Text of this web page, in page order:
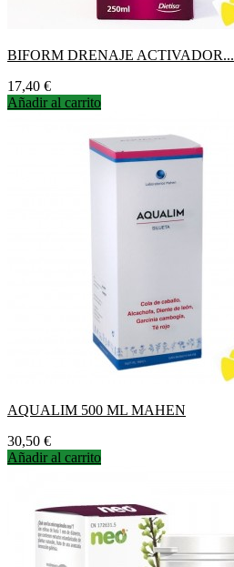
BIFORM DRENAJE ACTIVADOR...
Precio
17,40 €
Añadir al carrito
AQUALIM 500 ML MAHEN
Precio
30,50 €
Añadir al carrito